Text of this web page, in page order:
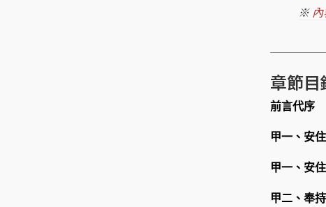
※
章節目
前言代序
甲一、安
甲一、安
甲二、奉